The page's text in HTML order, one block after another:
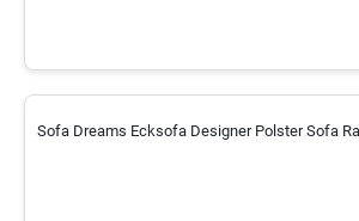
Sofa Dreams Ecksofa Designer Polster Sofa